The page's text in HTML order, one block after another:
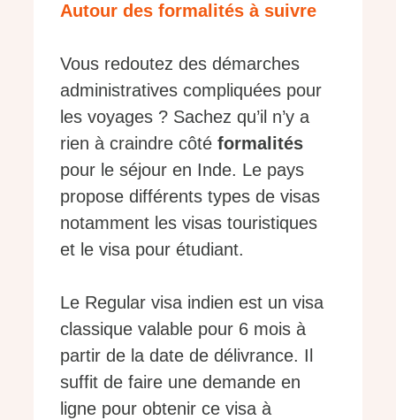
Autour des formalités à suivre
Vous redoutez des démarches
administratives compliquées pour
les voyages ? Sachez qu’il n’y a
rien à craindre côté formalités
pour le séjour en Inde. Le pays
propose différents types de visas
notamment les visas touristiques
et le visa pour étudiant.
Le Regular visa indien est un visa
classique valable pour 6 mois à
partir de la date de délivrance. Il
suffit de faire une demande en
ligne pour obtenir ce visa à